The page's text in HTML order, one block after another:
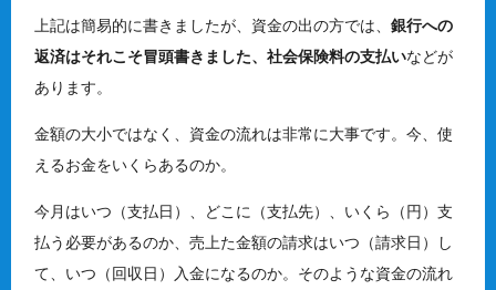
上記は簡易的に書きましたが、資金の出の方では、銀行への
返済はそれこそ冒頭書きました、社会保険料の支払いなどが
あります。
金額の大小ではなく、資金の流れは非常に大事です。今、使
えるお金をいくらあるのか。
今月はいつ（支払日）、どこに（支払先）、いくら（円）支
払う必要があるのか、売上た金額の請求はいつ（請求日）し
て、いつ（回収日）入金になるのか。そのような資金の流れ